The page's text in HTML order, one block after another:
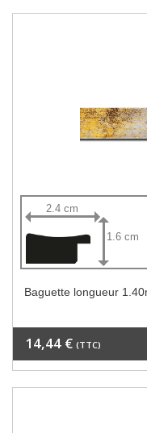
2.4 cm
1.6 cm
Baguette longueur
14,44 € (TTC)